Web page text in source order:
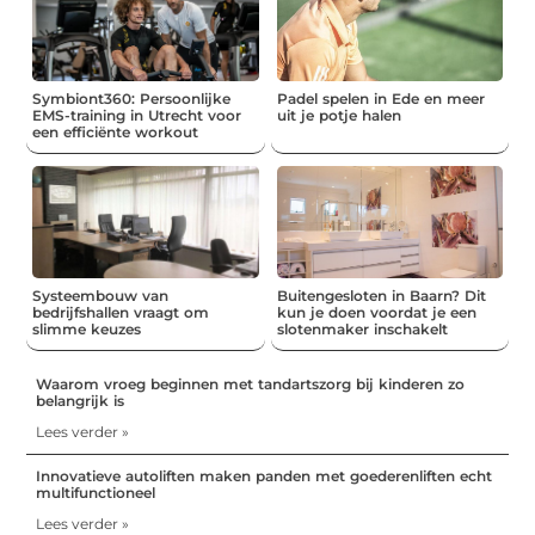
Symbiont360: Persoonlijke
EMS-training in Utrecht voor
een efficiënte workout
Padel spelen in Ede en meer
uit je potje halen
Systeembouw van
bedrijfshallen vraagt om
slimme keuzes
Buitengesloten in Baarn? Dit
kun je doen voordat je een
slotenmaker inschakelt
Waarom vroeg beginnen met tandartszorg bij kinderen zo
belangrijk is
Lees verder »
Innovatieve autoliften maken panden met goederenliften echt
multifunctioneel
Lees verder »